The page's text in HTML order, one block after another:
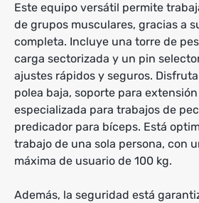
Este equipo versátil permite
de grupos musculares, gracias a
completa. Incluye una torre de
carga sectorizada y un pin
ajustes rápidos y seguros.
polea baja, soporte para
especializada para trabajos de
predicador para bíceps. Está
trabajo de una sola persona, con
máxima de usuario de 100 kg.
Además, la seguridad está